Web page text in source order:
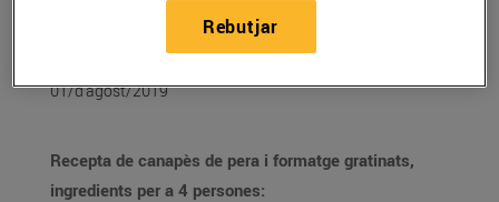
pera i formatge
gratinats
01/d’agost/2019
Recepta de canapès de pera i formatge gratinats,
ingredients per a 4 persones:
Rebutjar